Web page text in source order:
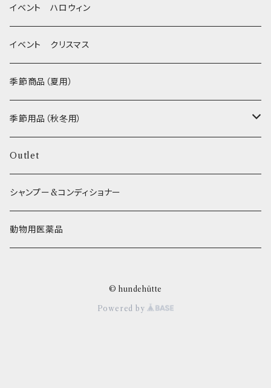
MEAT
FISH
グルテンフリー！ _ DOG TREE
ヒマラヤチーズ！ _ loasis
わんのはな
エリール
O.C.Farm
静電気防止スプレー
イベント ハロウィン
イベント クリスマス
季節商品（夏用）
季節用品（秋冬用）
ヒーター
Outlet
シャンプー&コンディショナー
動物用医薬品
© hundehütte
Powered by